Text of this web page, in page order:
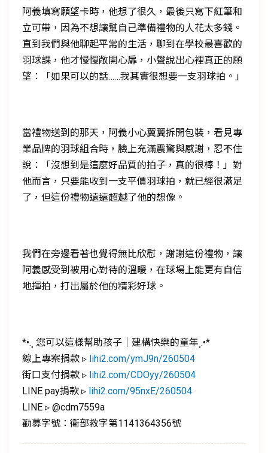
阿義填寫願望卡時，他想了很久，最後只寫下紅筆和
立可帶，因為不想讓幫自己準備禮物的人花太多錢。
直到我們與他聊起平常的生活，聊到在學校最喜歡的
羽球課，他才慢慢敞開心扉，小聲說出心裡真正的願
望：「如果可以的話……我其實很想要一支羽球拍。」
當禮物送到的那天，阿義小心翼翼拆開包裝，看見專
業品牌的羽球組合時，臉上充滿震驚與感謝，忍不住
說：「沒想到是這麼好品質的拍子，真的很棒！」對
他而言，只要能收到一支平價羽球拍，就已經很滿足
了，但這份禮物遠遠超越了他的想像。
我們在旁邊看著也覺得無比欣慰，謝謝這份禮物，讓
阿義感受到被用心對待的溫暖，在球場上能更有自信
地揮拍，打出屬於他的精彩好球。
*•.¸ 您可以這樣幫助孩子｜建構快樂的童年¸.•*
線上專案捐款 ▹ lihi2.com/ymJ9n/260504
街口支付捐款 ▹ lihi2.com/CDOyy/260504
LINE pay捐款 ▹ lihi2.com/95nxE/260504
LINE ▹ @cdm7559a
勸募字號：衛部救字第1141364356號